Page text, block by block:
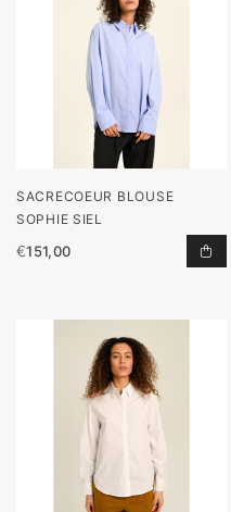
SACRECOEUR BLOUSE
SOPHIE SIEL
€151,00